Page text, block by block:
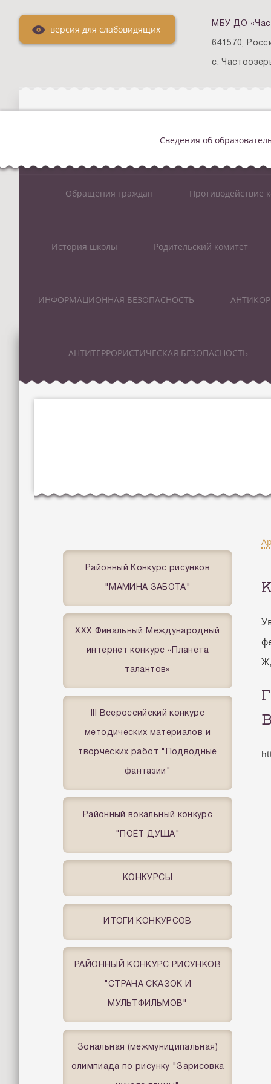
версия для слабовидящих МБУ ДО
641570,
с.
Сведения об
Обращения граждан Противодействие
История школы Родительский комитет
ИНФОРМАЦИОННАЯ БЕЗОПАСНОСТЬ
АНТИТЕРРОРИСТИЧЕСКАЯ БЕЗОПАСНОСТЬ
Районный Конкурс рисунков
"МАМИНА ЗАБОТА"
XXX Финальный Международный
интернет конкурс «Планета
талантов»
III Всероссийский конкурс
методических материалов и
творческих работ "Подводные
фантазии"
Районный вокальный конкурс
"ПОЁТ ДУША"
КОНКУРСЫ
ИТОГИ КОНКУРСОВ
РАЙОННЫЙ КОНКУРС РИСУНКОВ
"СТРАНА СКАЗОК И
МУЛЬТФИЛЬМОВ"
Зональная (межмуниципальная)
олимпиада по рисунку "Зарисовка